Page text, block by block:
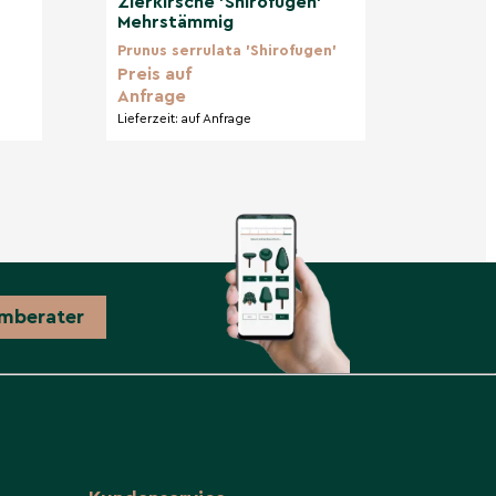
Mehrstämmig
Prunus serrulata 'Shirofugen'
Preis auf
Anfrage
Lieferzeit: auf Anfrage